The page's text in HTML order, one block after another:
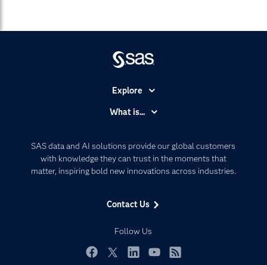
SAS data and AI solutions provide our global customers
with knowledge they can trust in the moments that
matter, inspiring bold new innovations across industries.
Contact Us
Follow Us
Explore
Communities
Company
Developers
Documentation
Events
What is...
Artificial Intelligence
Data Management